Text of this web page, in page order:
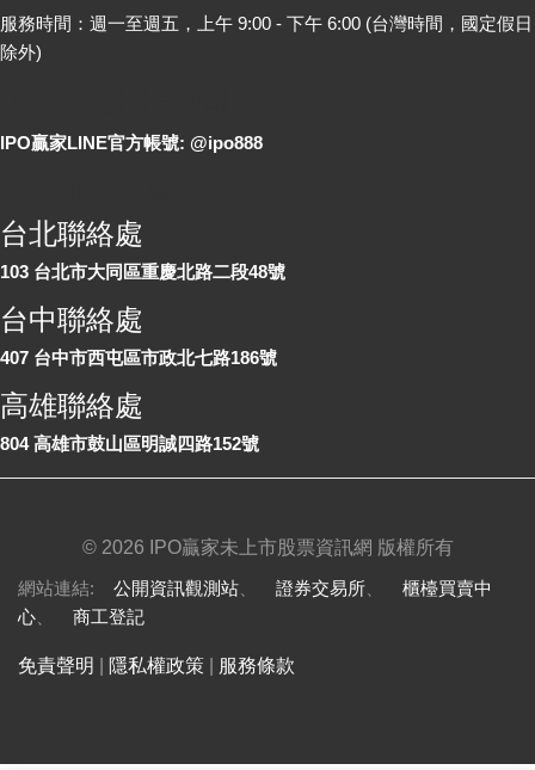
服務時間：週一至週五，上午 9:00 - 下午 6:00 (台灣時間，國定假日
除外)
IPO贏家LINE官方帳號: @ipo888
台北聯絡處
103 台北市大同區重慶北路二段48號
台中聯絡處
407 台中市西屯區市政北七路186號
高雄聯絡處
804 高雄市鼓山區明誠四路152號
© 2026 IPO贏家未上市股票資訊網 版權所有
網站連結: 公開資訊觀測站 證券交易所
櫃檯買賣中
心
商工登記
免責聲明 隱私權政策 服務條款